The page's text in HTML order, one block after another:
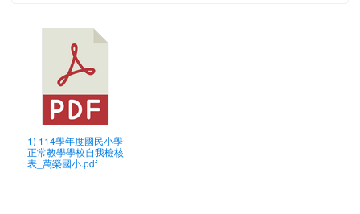
1) 114學年度國民小學
正常教學學校自我檢核
表_萬榮國小.pdf